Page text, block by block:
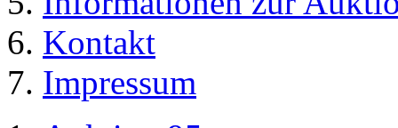
Kontakt
Impressum